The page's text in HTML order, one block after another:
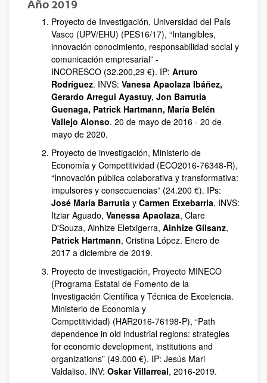
Año 2019
Proyecto de Investigación, Universidad del País
Vasco (UPV/EHU) (PES16/17), “Intangibles,
innovación conocimiento, responsabilidad social y
comunicación empresarial” -
INCORESCO (32.200,29 €). IP: Arturo
Rodríguez. INVS: Vanesa Apaolaza Ibáñez,
Gerardo Arregui Ayastuy, Jon Barrutia
Guenaga, Patrick Hartmann, María Belén
Vallejo Alonso. 20 de mayo de 2016 - 20 de
mayo de 2020.
Proyecto de investigación, Ministerio de
Economía y Competitividad (ECO2016‐76348‐R),
“Innovación pública colaborativa y transformativa:
impulsores y consecuencias” (24.200 €). IPs:
José María Barrutia y Carmen Etxebarria. INVS:
Itziar Aguado, Vanessa Apaolaza, Clare
D'Souza, Ainhize Eletxigerra, Ainhize Gilsanz,
Patrick Hartmann, Cristina López. Enero de
2017 a diciembre de 2019.
Proyecto de investigación, Proyecto MINECO
(Programa Estatal de Fomento de la
Investigación Científica y Técnica de Excelencia.
Ministerio de Economia y
Competitividad) (HAR2016-76198-P), “Path
dependence in old industrial regions: strategies
for economic development, institutions and
organizations” (49.000 €). IP: Jesús Mari
Valdaliso. INV: Oskar Villarreal, 2016-2019.